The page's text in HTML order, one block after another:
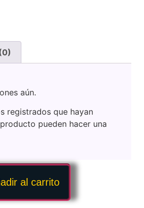
aún.
registrados que hayan
pueden hacer una
al carrito